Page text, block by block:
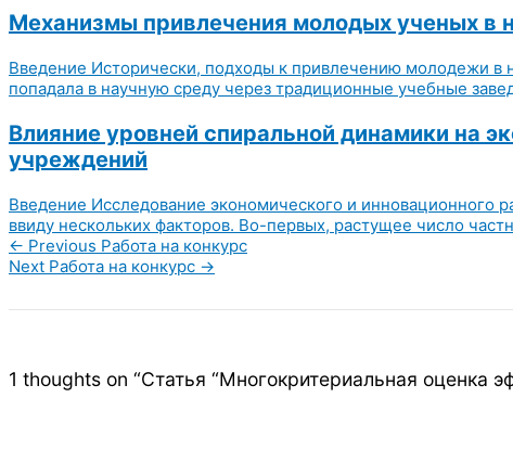
Механизмы привлечения молодых ученых в
Введение Исторически, подходы к привлечению молодежи в
попадала в научную среду через традиционные учебные
Влияние уровней спиральной динамики на
учреждений
Введение Исследование экономического и инновационного
ввиду нескольких факторов. Во-первых, растущее число
← Previous Работа на конкурс
Next Работа на конкурс →
1 thoughts on “Статья “Многокритериальная оценка